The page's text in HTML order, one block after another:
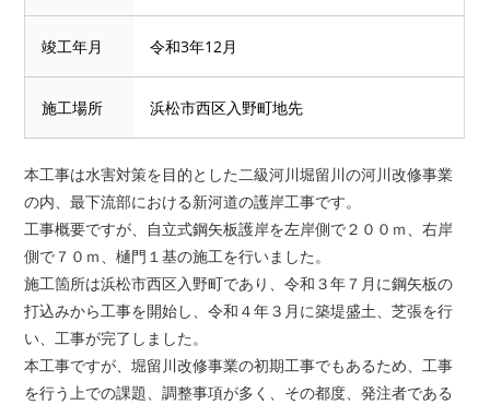
竣工年月 令和3年12月
施工場所 浜松市西区入野町地先
本工事は水害対策を目的とした二級河川堀留川の河川改修事業
の内、最下流部における新河道の護岸工事です。
工事概要ですが、自立式鋼矢板護岸を左岸側で２００ｍ、右岸
側で７０ｍ、樋門１基の施工を行いました。
施工箇所は浜松市西区入野町であり、令和３年７月に鋼矢板の
打込みから工事を開始し、令和４年３月に築堤盛土、芝張を行
い、工事が完了しました。
本工事ですが、堀留川改修事業の初期工事でもあるため、工事
を行う上での課題、調整事項が多く、その都度、発注者である